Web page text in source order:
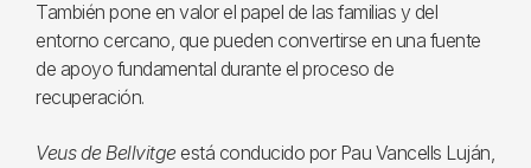
También pone en valor el papel de las familias y del
entorno cercano, que pueden convertirse en una fuente
de apoyo fundamental durante el proceso de
recuperación.
Veus de Bellvitge está conducido por Pau Vancells Luján,